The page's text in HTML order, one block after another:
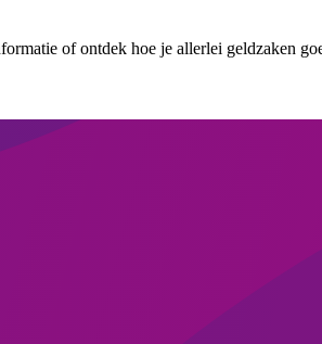
of ontdek hoe je allerlei geldzaken